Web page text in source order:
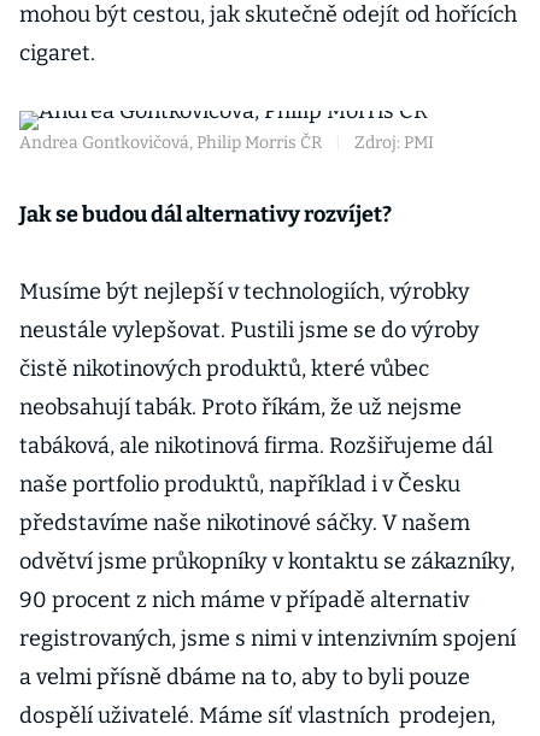
mohou být cestou, jak skutečně odejít od hořících
cigaret.
Andrea Gontkovičová, Philip Morris ČR Zdroj: PMI
Jak se budou dál alternativy rozvíjet?
Musíme být nejlepší v technologiích, výrobky
neustále vylepšovat. Pustili jsme se do výroby
čistě nikotinových produktů, které vůbec
neobsahují tabák. Proto říkám, že už nejsme
tabáková, ale nikotinová firma. Rozšiřujeme dál
naše portfolio produktů, například i v Česku
představíme naše nikotinové sáčky. V našem
odvětví jsme průkopníky v kontaktu se zákazníky,
90 procent z nich máme v případě alternativ
registrovaných, jsme s nimi v intenzivním spojení
a velmi přísně dbáme na to, aby to byli pouze
dospělí uživatelé. Máme síť vlastních prodejen,